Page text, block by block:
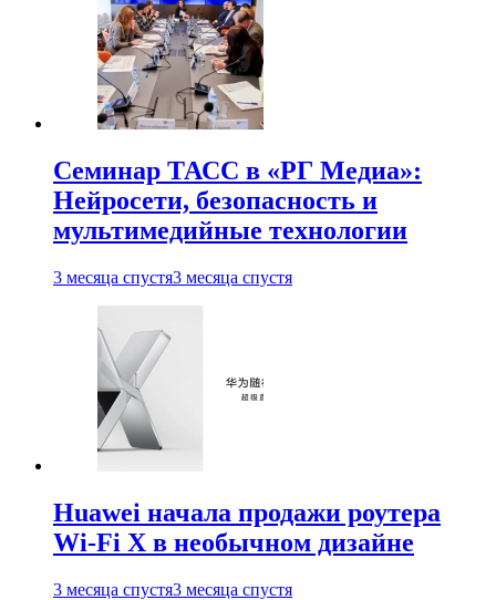
Семинар ТАСС в «РГ Медиа»:
Нейросети, безопасность и
мультимедийные технологии
3 месяца спустя3 месяца спустя
Huawei начала продажи роутера
Wi-Fi X в необычном дизайне
3 месяца спустя3 месяца спустя